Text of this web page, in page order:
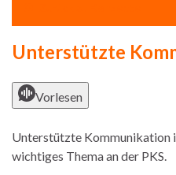
Unterstützte
Vorlesen
Unterstützte Kommunikation
wichtiges Thema an der PKS.